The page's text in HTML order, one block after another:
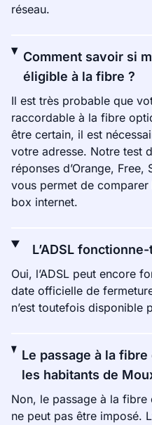
réseau.
Comment savoir si
éligible à la fibre ?
Il est très probable que
raccordable à la fibre
être certain, il est
votre adresse. Notre test
réponses d’Orange, Free,
vous permet de
box internet.
L’ADSL
Oui, l’ADSL peut encore
date officielle de
n’est toutefois disponible
Le passage à la
les habitants de
Non, le passage à la
ne peut pas être imposé.